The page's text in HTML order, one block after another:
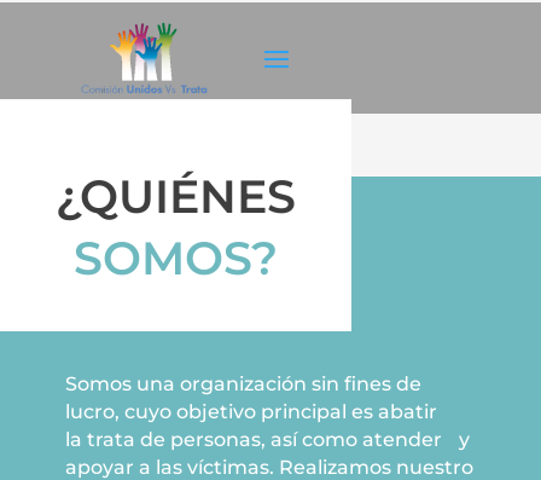
¿QUIÉNES
SOMOS?
Somos una organización sin fines de
lucro, cuyo objetivo principal es abatir
la trata de personas, así como atender y
apoyar a las víctimas. Realizamos nuestro